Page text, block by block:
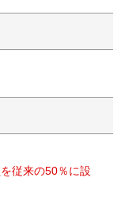
従来の50％に設